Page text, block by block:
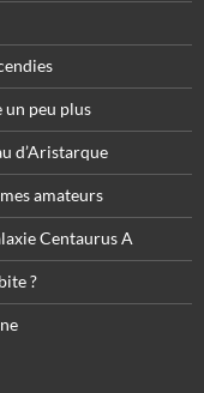
un peu plus
d’Aristarque
amateurs
Centaurus A
?